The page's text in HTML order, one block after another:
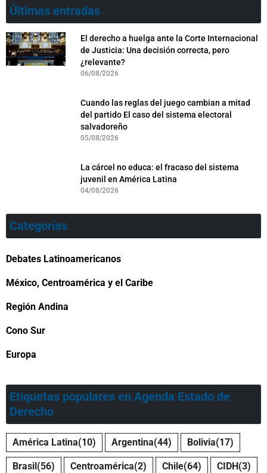
Últimas entradas
El derecho a huelga ante la Corte Internacional
de Justicia: Una decisión correcta, pero
¿relevante?
06/08/2026
Cuando las reglas del juego cambian a mitad
del partido El caso del sistema electoral
salvadoreño
05/08/2026
La cárcel no educa: el fracaso del sistema
juvenil en América Latina
04/08/2026
Categorías
Debates Latinoamericanos
México, Centroamérica y el Caribe
Región Andina
Cono Sur
Europa
Etiquetas populares en Agenda Estado de
Derecho
América Latina(10) Argentina(44) Bolivia(17)
Brasil (56) Centroamérica(2) Chile(64) CIDH (3)